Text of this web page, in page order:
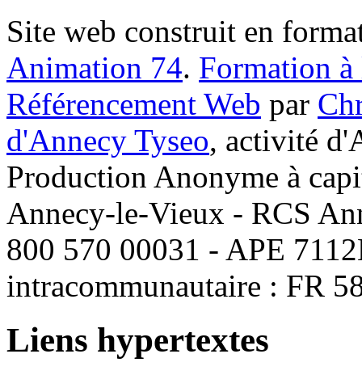
Site web construit en
Animation 74. Formation
Référencement Web par
d'Annecy Tyseo, activité
Production Anonyme à
Annecy-le-Vieux - RCS
800 570 00031 - APE
intracommunautaire : FR
Liens hypertextes